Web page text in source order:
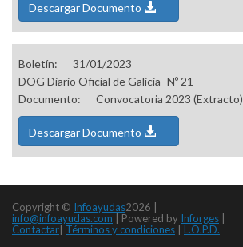
Descargar Documento
Boletín:
31/01/2023
DOG Diario Oficial de Galicia- Nº 21
Documento:
Convocatoria 2023 (Extracto)
Descargar Documento
Copyright © Infoayudas2026 |
info@infoayudas.com
Powered by Inforges
Contactar Términos y condiciones L.O.P.D.